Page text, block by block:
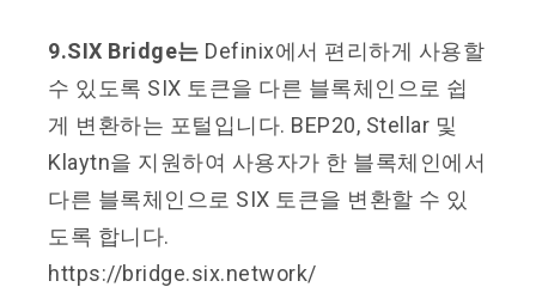
9.SIX Bridge는 Definix에서 편리하게 사용할
수 있도록 SIX 토큰을 다른 블록체인으로 쉽
게 변환하는 포털입니다. BEP20, Stellar 및
Klaytn을 지원하여 사용자가 한 블록체인에서
다른 블록체인으로 SIX 토큰을 변환할 수 있
도록 합니다.
https://bridge.six.network/